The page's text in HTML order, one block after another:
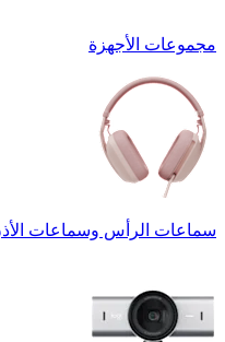
مجموعات الأجهزة
سماعات الرأس وسماعات